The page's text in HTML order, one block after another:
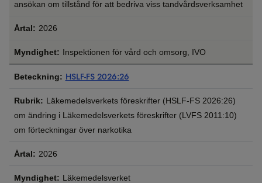
ansökan om tillstånd för att bedriva viss tandvårdsverksamhet
2026
Inspektionen för vård och omsorg, IVO
HSLF-FS 2026:26
Läkemedelsverkets föreskrifter (HSLF-‍FS 2026:26)
om ändring i Läkemedelsverkets föreskrifter (LVFS 2011:10)
om förteckningar över narkotika
2026
Läkemedelsverket